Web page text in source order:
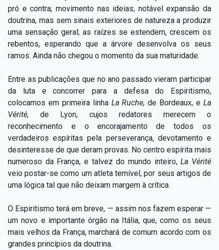
pró e contra; movimento nas ideias; notável expansão da
doutrina, mas sem sinais exteriores de natureza a produzir
uma sensação geral; as raízes se estendem, crescem os
rebentos, esperando que a árvore desenvolva os seus
ramos. Ainda não chegou o momento da sua maturidade.
Entre as publicações que no ano passado vieram participar
da luta e concorrer para a defesa do Espiritismo,
colocamos em primeira linha La Ruche,de Bordeaux, eLa
Vérité,de Lyon, cujos redatores merecem o
reconhecimento e o encorajamento de todos os
verdadeiros espíritas pela perseverança, devotamento e
desinteresse de que deram provas. No centro espírita mais
numeroso da França, e talvez do mundo inteiro,La Vérité
veio postar-se como um atleta temível, por seus artigos de
uma lógica tal que não deixam margem à crítica.
O Espiritismo terá em breve, — assim nos fazem esperar —
um novo e importante órgão na Itália, que, como os seus
mais velhos da França, marchará de comum acordo com os
grandes princípios da doutrina.